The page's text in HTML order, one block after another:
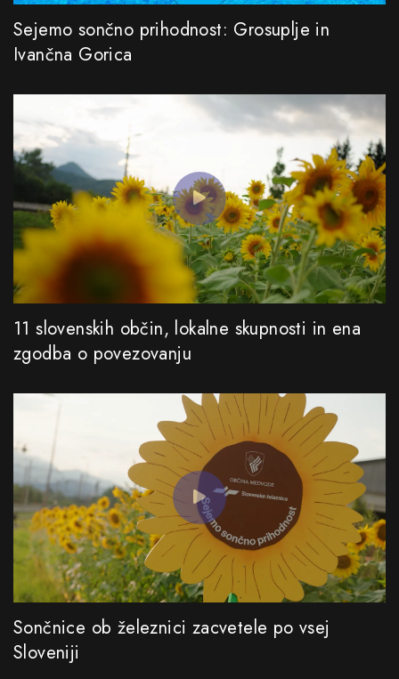
Sejemo sončno prihodnost: Grosuplje in
Ivančna Gorica
11 slovenskih občin, lokalne skupnosti in ena
zgodba o povezovanju
Sončnice ob železnici zacvetele po vsej
Sloveniji